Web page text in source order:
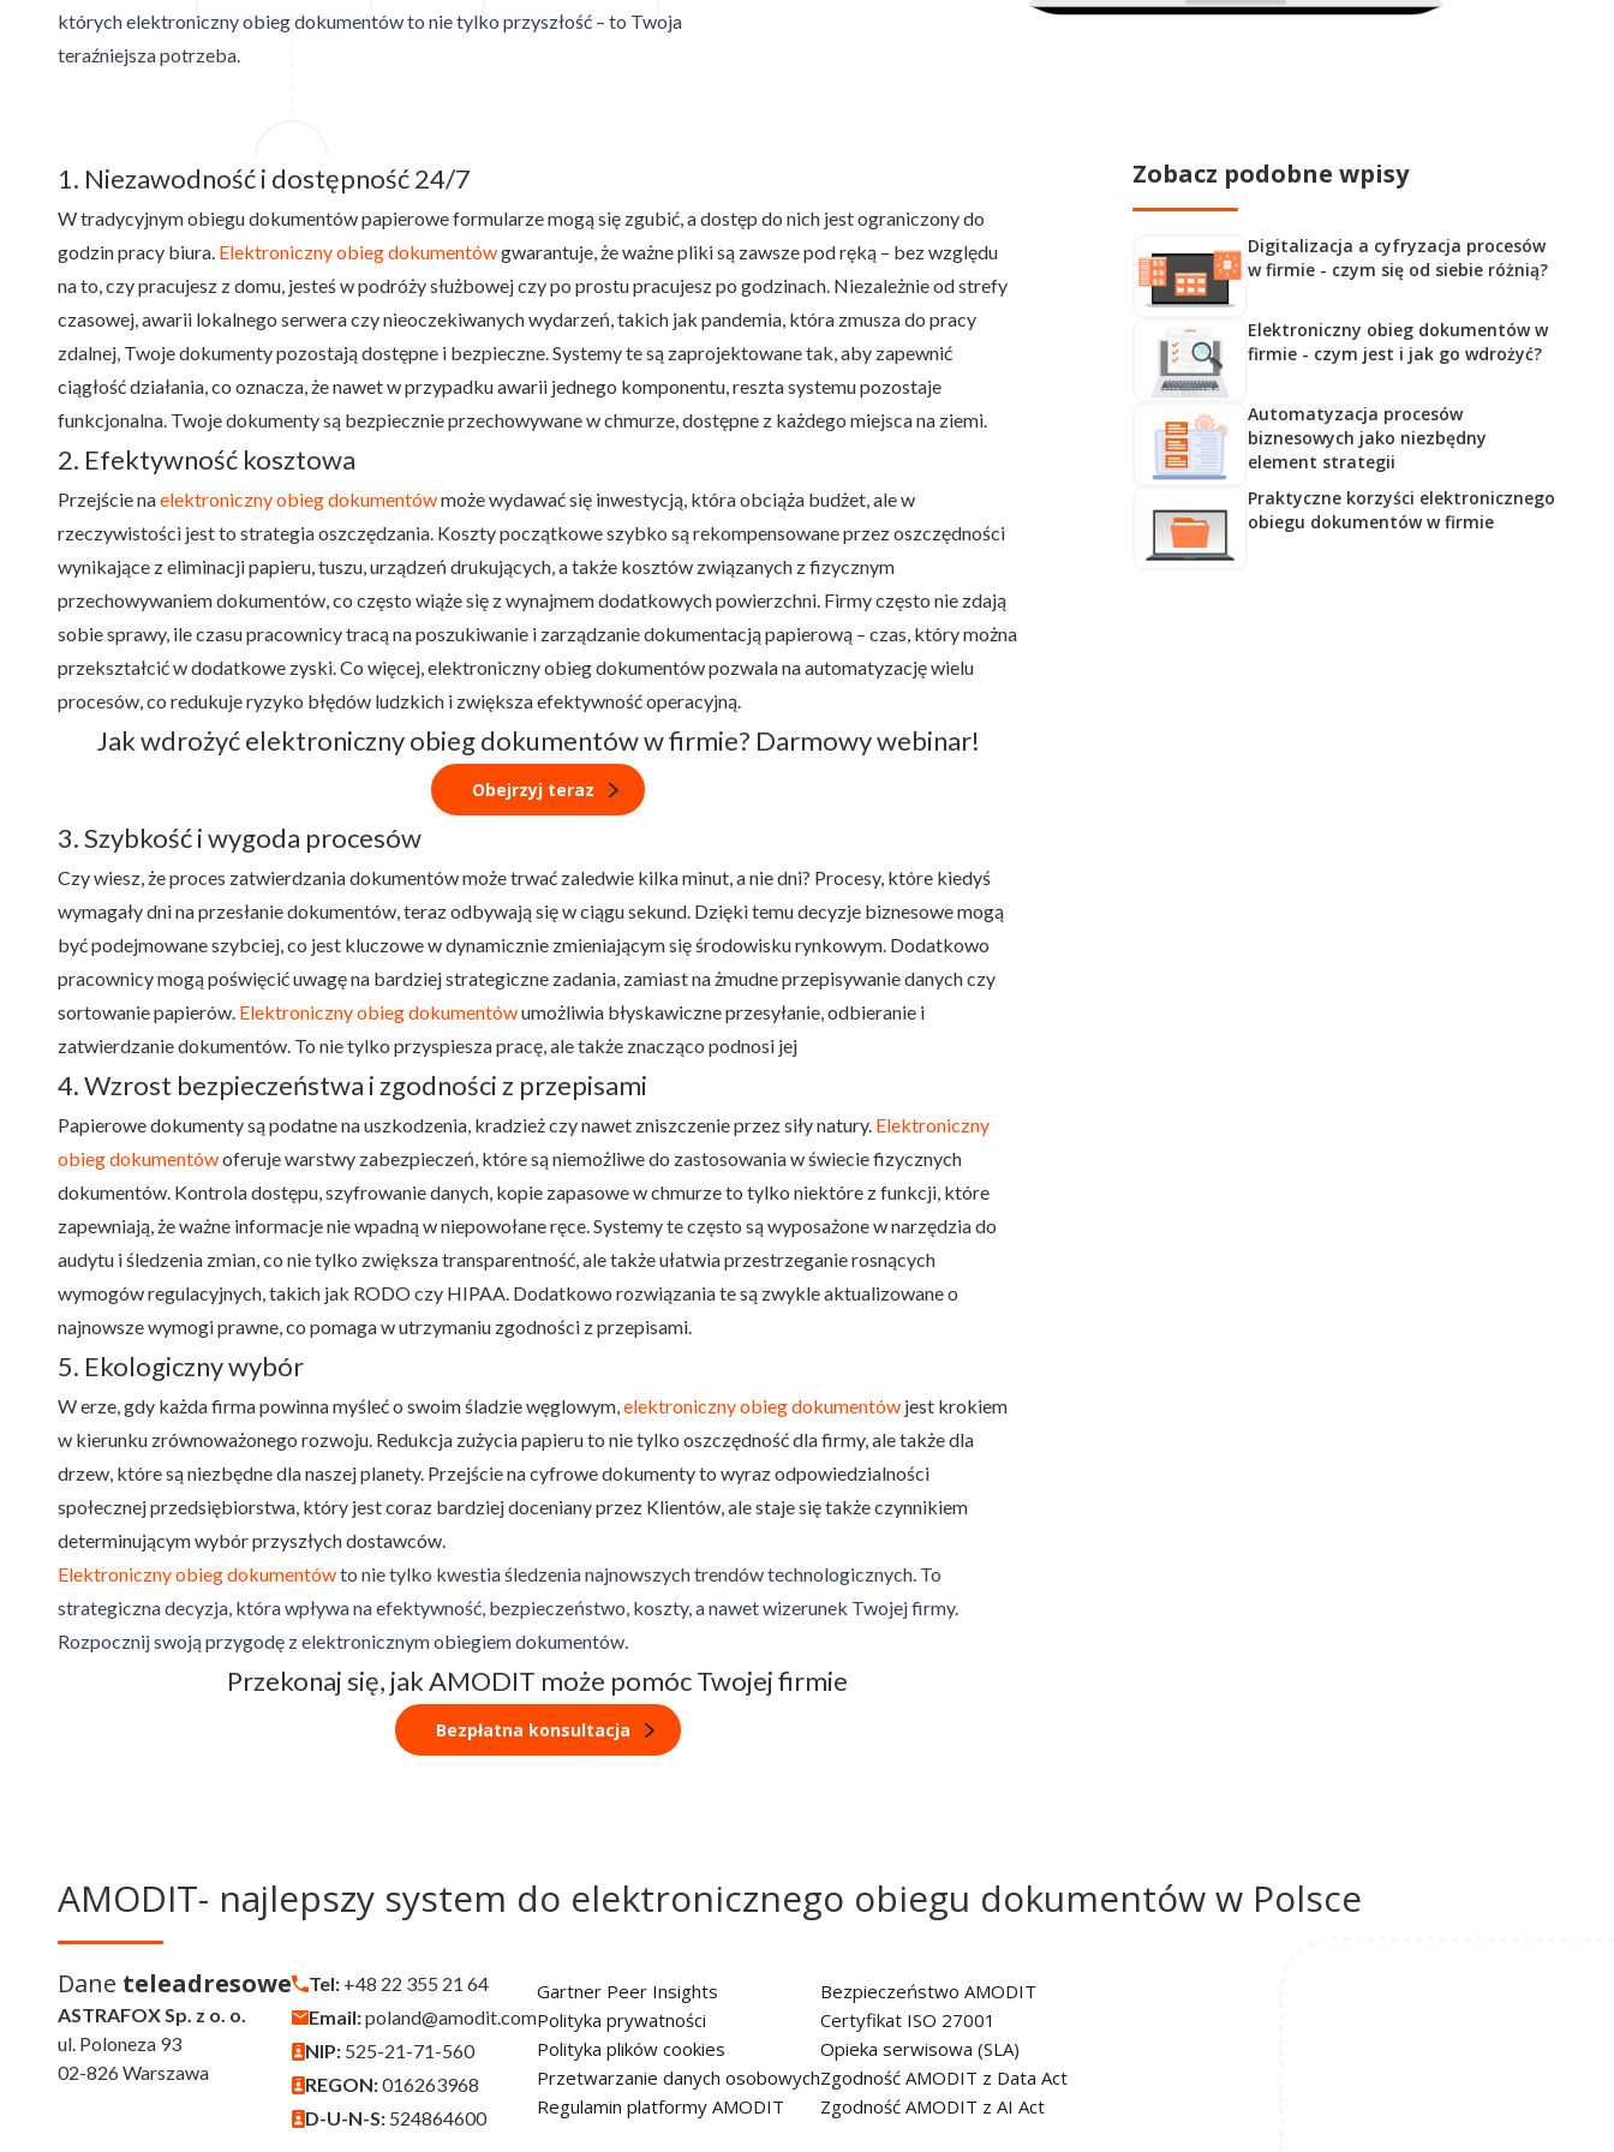
których elektroniczny obieg dokumentów to nie tylko przyszłość – to Twoja
teraźniejsza potrzeba.
1. Niezawodność i dostępność 24/7
W tradycyjnym obiegu dokumentów papierowe formularze mogą się zgubić, a dostęp do nich jest ograniczony do
godzin pracy biura. Elektroniczny obieg dokumentówgwarantuje, że ważne pliki są zawsze pod ręką – bez względu
na to, czy pracujesz z domu, jesteś w podróży służbowej czy po prostu pracujesz po godzinach. Niezależnie od strefy
czasowej, awarii lokalnego serwera czy nieoczekiwanych wydarzeń, takich jak pandemia, która zmusza do pracy
zdalnej, Twoje dokumenty pozostają dostępne i bezpieczne. Systemy te są zaprojektowane tak, aby zapewnić
ciągłość działania, co oznacza, że nawet w przypadku awarii jednego komponentu, reszta systemu pozostaje
funkcjonalna. Twoje dokumenty są bezpiecznie przechowywane w chmurze, dostępne z każdego miejsca na ziemi.
2. Efektywność kosztowa
Przejście naelektroniczny obieg dokumentówmoże wydawać się inwestycją, która obciąża budżet, ale w
rzeczywistości jest to strategia oszczędzania. Koszty początkowe szybko są rekompensowane przez oszczędności
wynikające z eliminacji papieru, tuszu, urządzeń drukujących, a także kosztów związanych z fizycznym
przechowywaniem dokumentów, co często wiąże się z wynajmem dodatkowych powierzchni. Firmy często nie zdają
sobie sprawy, ile czasu pracownicy tracą na poszukiwanie i zarządzanie dokumentacją papierową – czas, który można
przekształcić w dodatkowe zyski. Co więcej, elektroniczny obieg dokumentów pozwala na automatyzację wielu
procesów, co redukuje ryzyko błędów ludzkich i zwiększa efektywność operacyjną.
Jak wdrożyć elektroniczny obieg dokumentów w firmie? Darmowy webinar!
Obejrzyj teraz
3. Szybkość i wygoda procesów
Czy wiesz, że proces zatwierdzania dokumentów może trwać zaledwie kilka minut, a nie dni? Procesy, które kiedyś
wymagały dni na przesłanie dokumentów, teraz odbywają się w ciągu sekund. Dzięki temu decyzje biznesowe mogą
być podejmowane szybciej, co jest kluczowe w dynamicznie zmieniającym się środowisku rynkowym. Dodatkowo
pracownicy mogą poświęcić uwagę na bardziej strategiczne zadania, zamiast na żmudne przepisywanie danych czy
sortowanie papierów. Elektroniczny obieg dokumentówumożliwia błyskawiczne przesyłanie, odbieranie i
zatwierdzanie dokumentów. To nie tylko przyspiesza pracę, ale także znacząco podnosi jej
4. Wzrost bezpieczeństwa i zgodności z przepisami
Papierowe dokumenty są podatne na uszkodzenia, kradzież czy nawet zniszczenie przez siły natury. Elektroniczny
obieg dokumentówoferuje warstwy zabezpieczeń, które są niemożliwe do zastosowania w świecie fizycznych
dokumentów. Kontrola dostępu, szyfrowanie danych, kopie zapasowe w chmurze to tylko niektóre z funkcji, które
zapewniają, że ważne informacje nie wpadną w niepowołane ręce. Systemy te często są wyposażone w narzędzia do
audytu i śledzenia zmian, co nie tylko zwiększa transparentność, ale także ułatwia przestrzeganie rosnących
wymogów regulacyjnych, takich jak RODO czy HIPAA. Dodatkowo rozwiązania te są zwykle aktualizowane o
najnowsze wymogi prawne, co pomaga w utrzymaniu zgodności z przepisami.
5. Ekologiczny wybór
W erze, gdy każda firma powinna myśleć o swoim śladzie węglowym,elektroniczny obieg dokumentów jest krokiem
w kierunku zrównoważonego rozwoju. Redukcja zużycia papieru to nie tylko oszczędność dla firmy, ale także dla
drzew, które są niezbędne dla naszej planety. Przejście na cyfrowe dokumenty to wyraz odpowiedzialności
społecznej przedsiębiorstwa, który jest coraz bardziej doceniany przez Klientów, ale staje się także czynnikiem
determinującym wybór przyszłych dostawców.
Elektroniczny obieg dokumentówto nie tylko kwestia śledzenia najnowszych trendów technologicznych. To
strategiczna decyzja, która wpływa na efektywność, bezpieczeństwo, koszty, a nawet wizerunek Twojej firmy.
Rozpocznij swoją przygodę z elektronicznym obiegiem dokumentów.
Przekonaj się, jak AMODIT może pomóc Twojej firmie
Bezpłatna konsultacja
Zobacz podobne wpisy
Digitalizacja a cyfryzacja procesów
w firmie - czym się od siebie różnią?
Elektroniczny obieg dokumentów w
firmie - czym jest i jak go wdrożyć?
Automatyzacja procesów
biznesowych jako niezbędny
element strategii
Praktyczne korzyści elektronicznego
obiegu dokumentów w firmie
AMODIT- najlepszy system do elektronicznego obiegu dokumentów w Polsce
Dane teleadresowe
ASTRAFOX Sp. z o. o.
ul. Poloneza 93
02-826 Warszawa
Tel: +48 22 355 21 64
Email:poland@amodit.com
NIP: 525-21-71-560
REGON:016263968
D-U-N-S: 524864600
Gartner Peer Insights
Polityka prywatności
Polityka plików cookies
Przetwarzanie danych osobowych
Regulamin platformy AMODIT
Bezpieczeństwo AMODIT
Certyfikat ISO 27001
Opieka serwisowa (SLA)
Zgodność AMODIT z Data Act
Zgodność AMODIT z AI Act